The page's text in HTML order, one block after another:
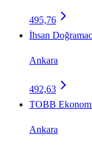
495,76
İhsan
Ankara
492,63
TOBB
Ankara